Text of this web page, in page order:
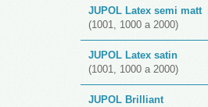
JUPOL Latex semi matt
(1001, 1000 a 2000)
JUPOL Latex satin
(1001, 1000 a 2000)
JUPOL Brilliant